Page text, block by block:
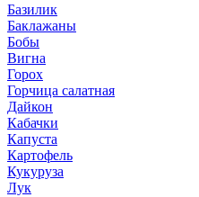
Базилик
Баклажаны
Бобы
Вигна
Горох
Горчица салатная
Дайкон
Кабачки
Капуста
Картофель
Кукуруза
Лук